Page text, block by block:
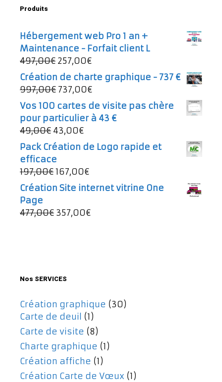
Produits
Hébergement web Pro 1 an +
Maintenance - Forfait client L
497,00€ Le
prix
initial
était :
497,00€.
257,00€Le
prix
actuel
257,00€.
Création de charte graphique - 737 €
997,00€ Le
prix
initial
était :
997,00€.
737,00€Le
prix
actuel
Vos 100 cartes de visite pas chère
pour particulier à 43 €
49,00€ Le
prix
initial
était :
49,00€.
43,00€Le
prix
actuel
est :
Pack Création de Logo rapide et
efficace
197,00€Le
prix
était :
197,00€.
167,00€Le
prix
est :
Création Site internet vitrine One
Page
477,00€ Le
357,00€Le
Nos SERVICES
Création graphique (30)
Carte de deuil (1)
Carte de visite (8)
Charte graphique (1)
Création affiche (1)
Création Carte de Vœux (1)